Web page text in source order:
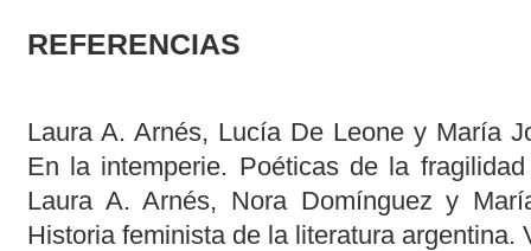
REFERENCIAS
Laura A. Arnés, Lucía De Leone y María
En la intemperie. Poéticas de la
Laura A. Arnés, Nora Domínguez y
Historia feminista de la literatura argentina.